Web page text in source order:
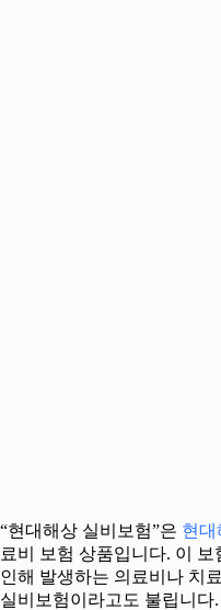
“현대해상 실비보험”은 현대
료비 보험 상품입니다. 이
인해 발생하는 의료비나 치
실비보험이라고도 불립니